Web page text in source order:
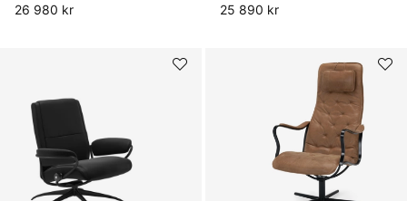
26 980 kr 25 890 kr